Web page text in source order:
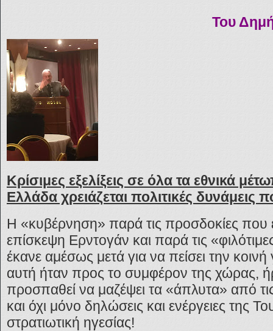
Του
Κρίσιμες εξελίξεις σε όλα τα εθνικά
Ελλάδα χρειάζεται πολιτικές
Η «κυβέρνηση» παρά τις προσδοκίες που
επίσκεψη Ερντογάν και παρά τις
έκανε αμέσως μετά για να πείσει την
αυτή ήταν προς το συμφέρον της χώρας,
προσπαθεί να μαζέψει τα «άπλυτα» από
και όχι μόνο δηλώσεις και ενέργειες της
στρατιωτική ηγεσίας!